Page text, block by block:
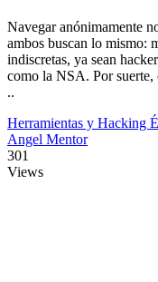
Navegar anónimamente
ambos buscan lo mismo:
indiscretas, ya sean
como la NSA. Por suerte,
..
Herramientas y Hacking
Angel Mentor
301
Views